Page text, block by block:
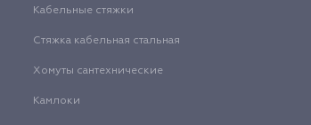
Кабельные стяжки
Стяжка кабельная стальная
Хомуты сантехнические
Камлоки